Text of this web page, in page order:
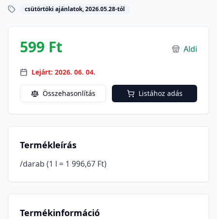
csütörtöki ajánlatok, 2026.05.28-tól
599 Ft Aldi
Lejárt: 2026. 06. 04.
Összehasonlítás Listához adás
Termékleírás
/darab (1 l = 1 996,67 Ft)
Termékinformáció